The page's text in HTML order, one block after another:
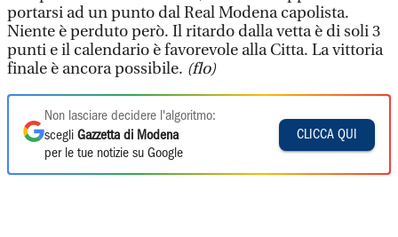
portarsi ad un punto dal Real Modena capolista.
Niente è perduto però. Il ritardo dalla vetta è di soli 3
punti e il calendario è favorevole alla Citta. La vittoria
finale è ancora possibile. (flo)
Non lasciare decidere l'algoritmo:
scegli Gazzetta di Modena
per le tue notizie su Google
CLICCA QUI